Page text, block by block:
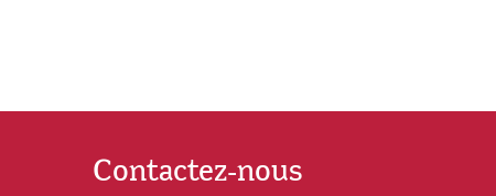
Contactez-nous